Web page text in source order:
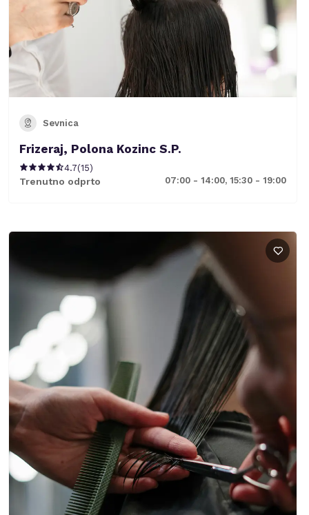
Sevnica
Frizeraj, Polona Kozinc S.P.
4.7(15)
Trenutno odprto 07:00 - 14:00, 15:30 - 19:00